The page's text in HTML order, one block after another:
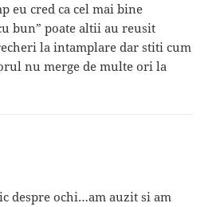
eu cred ca cel mai bine
bun” poate altii au reusit
la intamplare dar stiti cum
nu merge de multe ori la
despre ochi…am auzit si am